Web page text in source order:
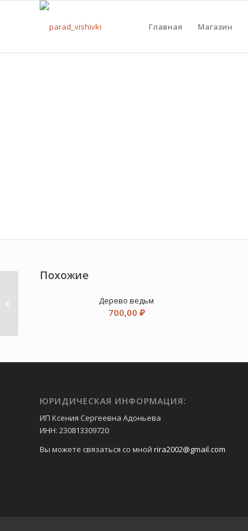
Главная Магазин
Похожие
Дерево ведьм
700,00 ₽
ЮРИДИЧЕСКАЯ ИНФОРМАЦИЯ:
ИП Ксения Сергеевна Адоньева
ИНН: 230813309720
Вы можете связаться со мной rira2002@gmail.com